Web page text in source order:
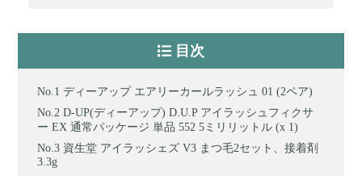
目次
ディーアップ エアリーカールラッシュ 01 (2ペア)
D-UP(ディーアップ) D.U.P アイラッシュフィクサ
ー EX 通常パッケージ 単品 552 5ミリリットル (x 1)
資生堂 アイラッシェズ V3 まつ毛2セット、接着剤
3.3g